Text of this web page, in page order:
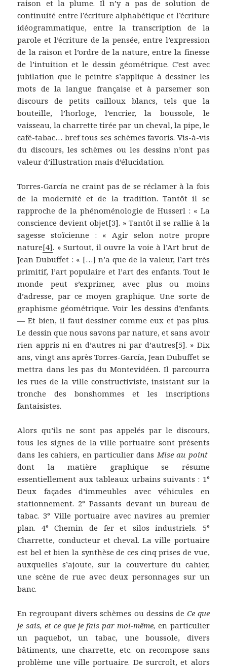
raison et la plume. Il n’y a pas de solution de
continuité entre l’écriture alphabétique et l’écriture
idéogrammatique, entre la transcription de la
parole et l’écriture de la pensée, entre l’expression
de la raison et l’ordre de la nature, entre la finesse
de l’intuition et le dessin géométrique. C’est avec
jubilation que le peintre s’applique à dessiner les
mots de la langue française et à parsemer son
discours de petits cailloux blancs, tels que la
bouteille, l’horloge, l’encrier, la boussole, le
vaisseau, la charrette tirée par un cheval, la pipe, le
café-tabac… bref tous ses schèmes favoris. Vis-à-vis
du discours, les schèmes ou les dessins n’ont pas
valeur d’illustration mais d’élucidation.
Torres-García ne craint pas de se réclamer à la fois
de la modernité et de la tradition. Tantôt il se
rapproche de la phénoménologie de Husserl : « La
conscience devient objet[3]. » Tantôt il se rallie à la
sagesse stoïcienne : « Agir selon notre propre
nature[4]. » Surtout, il ouvre la voie à l’Art brut de
Jean Dubuffet : « […] n’a que de la valeur, l’art très
primitif, l’art populaire et l’art des enfants. Tout le
monde peut s’exprimer, avec plus ou moins
d’adresse, par ce moyen graphique. Une sorte de
graphisme géométrique. Voir les dessins d’enfants.
— Et bien, il faut dessiner comme eux et pas plus.
Le dessin que nous savons par nature, et sans avoir
rien appris ni en d’autres ni par d’autres[5]. » Dix
ans, vingt ans après Torres-García, Jean Dubuffet se
mettra dans les pas du Montevidéen. Il parcourra
les rues de la ville constructiviste, insistant sur la
tronche des bonshommes et les inscriptions
fantaisistes.
Alors qu’ils ne sont pas appelés par le discours,
tous les signes de la ville portuaire sont présents
dans les cahiers, en particulier dansMise au point
dont la matière graphique se résume
essentiellement aux tableaux urbains suivants : 1°
Deux façades d’immeubles avec véhicules en
stationnement. 2° Passants devant un bureau de
tabac. 3° Ville portuaire avec navires au premier
plan. 4° Chemin de fer et silos industriels. 5°
Charrette, conducteur et cheval. La ville portuaire
est bel et bien la synthèse de ces cinq prises de vue,
auxquelles s’ajoute, sur la couverture du cahier,
une scène de rue avec deux personnages sur un
banc.
En regroupant divers schèmes ou dessins de Ce que
je sais, et ce que je fais par moi-même, en particulier
un paquebot, un tabac, une boussole, divers
bâtiments, une charrette, etc. on recompose sans
problème une ville portuaire. De surcroît, et alors